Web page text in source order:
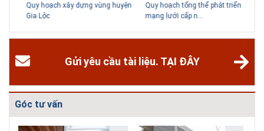
Quy hoạch xây dựng vùng huyện
Gia Lộc
Quy hoạch tổng thể phát triển
mạng lưới cấp n...
Gửi yêu cầu tài liệu. TẠI ĐÂY
Góc tư vấn